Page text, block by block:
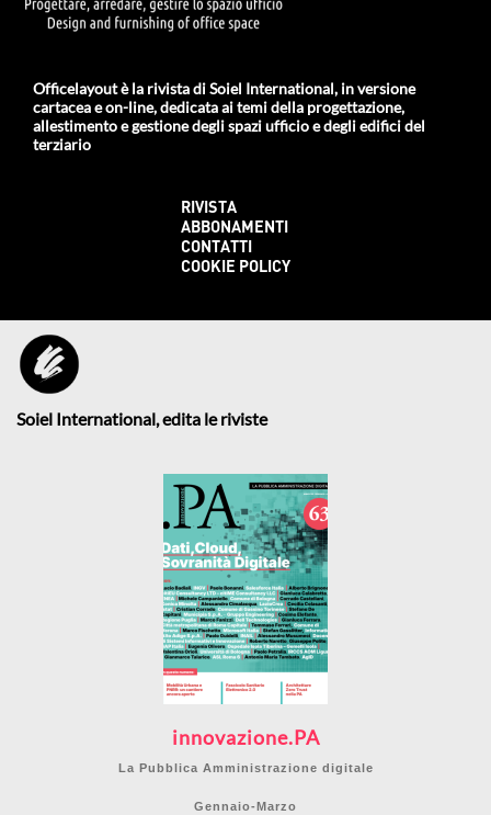
Officelayout è la rivista di Soiel International, in versione
cartacea e on-line, dedicata ai temi della progettazione,
allestimento e gestione degli spazi ufficio e degli edifici del
terziario
RIVISTA
ABBONAMENTI
CONTATTI
COOKIE POLICY
Soiel International, edita le riviste
innovazione.PA
La Pubblica Amministrazione digitale
Gennaio-Marzo